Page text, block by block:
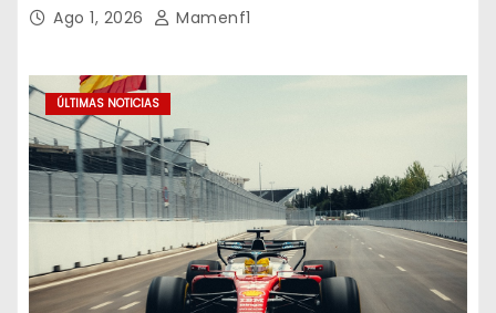
Ago 1, 2026 Mamenf1
ÚLTIMAS NOTICIAS